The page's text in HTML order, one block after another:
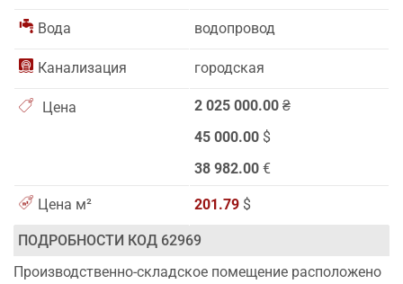
Вода водопровод
Канализация городская
Цена 2 025 000.00 ₴
45 000.00 $
38 982.00 €
Цена м² 201.79 $
ПОДРОБНОСТИ КОД 62969
Производственно-складское помещение расположено